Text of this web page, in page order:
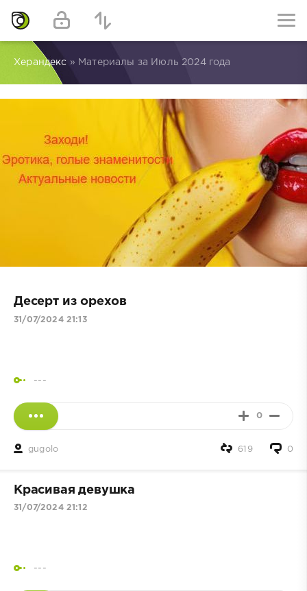
Херандекс » Материалы за Июль 2024 года
Десерт из орехов
31/07/2024 21:13
---
0
gugolo 0
619
Красивая девушка
31/07/2024 21:12
---